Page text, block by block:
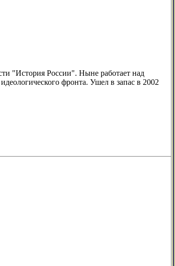
"История России". Ныне работает над
фронта. Ушел в запас в 2002